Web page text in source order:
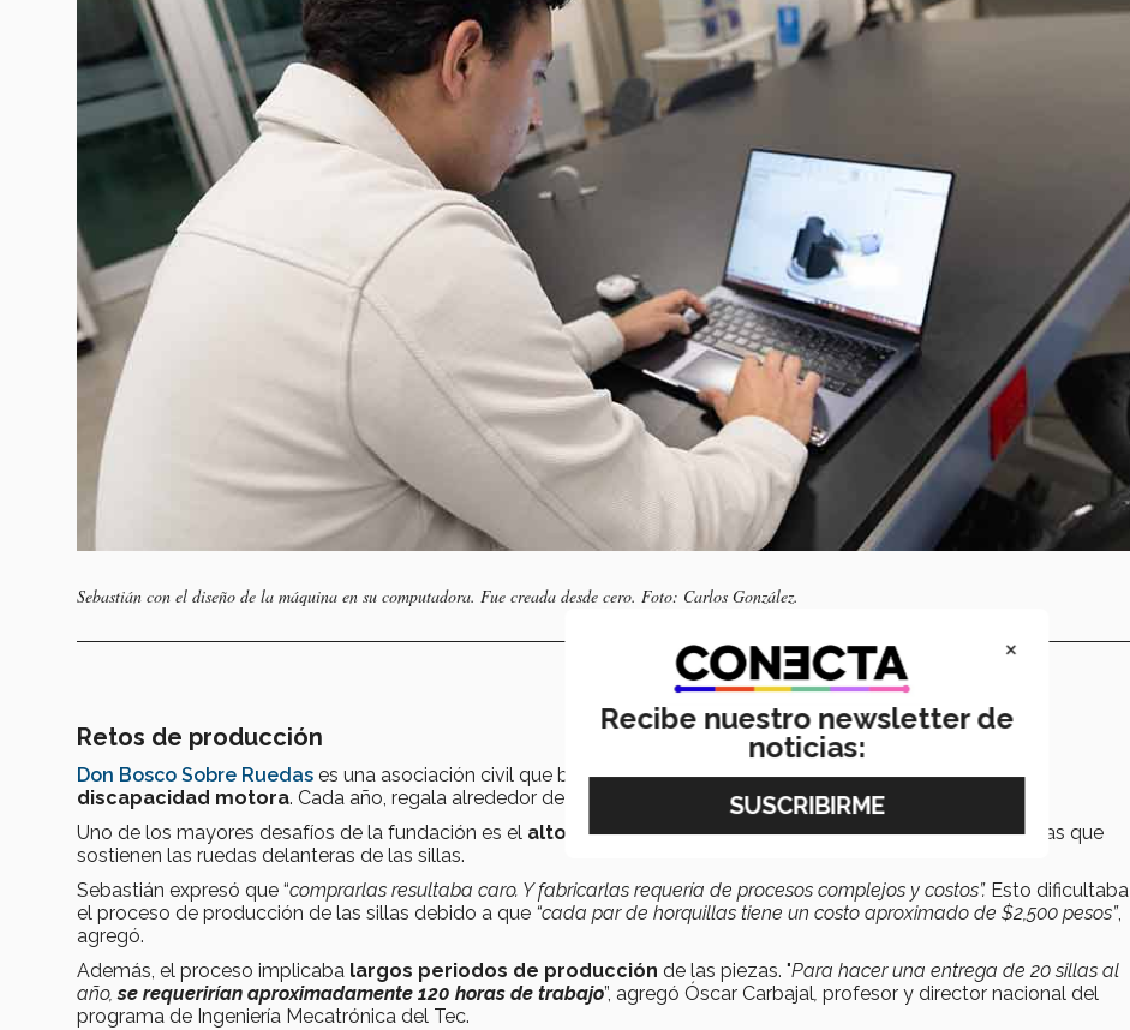
Sebastián con el diseño de la máquina en su computadora. Fue creada desde cero. Foto: Carlos González.
Retos de producción
Don Bosco Sobre Ruedas es una asociación civil que busca lareintegración socialde laspersonas con
discapacidad motora. Cada año, regala alrededor de 20 sillas de ruedas.
Uno de los mayores desafíos de la fundación es el alto costo en la producción de lashorquillas, las piezas que
sostienen las ruedas delanteras de las sillas.
Sebastián expresó que “comprarlas resultaba caro. Y fabricarlas requería de procesos complejos y costos”. Esto dificultaba
el proceso de producción de las sillas debido a que “cada par de horquillas tiene un costo aproximado de $2,500 pesos”,
agregó.
Además, el proceso implicaba largos periodos de producción de las piezas. "Para hacer una entrega de 20 sillas al
año,se requerirían aproximadamente 120 horas de trabajo”, agregó Óscar Carbajal, profesor y director nacional del
programa de Ingeniería Mecatrónica del Tec.
×
Recibe nuestro newsletter de
noticias: